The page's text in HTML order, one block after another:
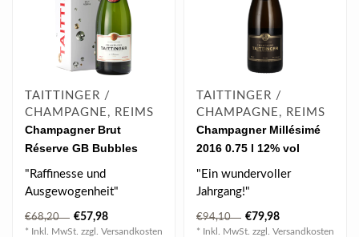
TAITTINGER /
CHAMPAGNE, REIMS
Champagner Brut
Réserve GB Bubbles
0.75 l 12.50 % vol
"Raffinesse und
Ausgewogenheit"
Taittinger Brut Réserve
wird aus aus perfekt ..
€68,20 €57,98
* Inkl. MwSt. zzgl. Versandkosten
TAITTINGER /
CHAMPAGNE, REIMS
Champagner Millésimé
2016 0.75 l 12% vol
"Ein wundervoller
Jahrgang!"
In der Nase ist der
Jahrgang 2016 präzise,
€94,10 €79,98
* Inkl. MwSt. zzgl. Versandkosten